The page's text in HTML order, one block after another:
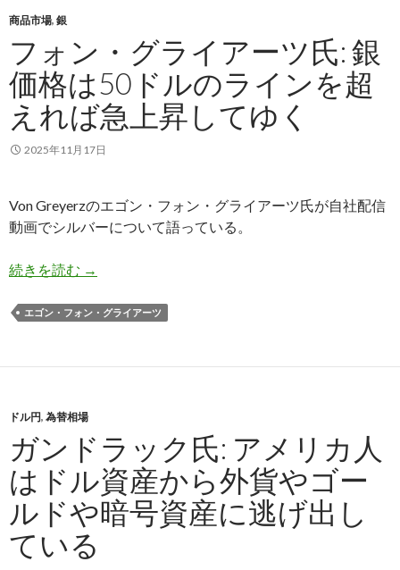
商品市場, 銀
フォン・グライアーツ氏: 銀
価格は50ドルのラインを超
えれば急上昇してゆく
2025年11月17日
Von Greyerzのエゴン・フォン・グライアーツ氏が自社配信
動画でシルバーについて語っている。
続きを読む フォン・グライアーツ氏: 銀価格は50ドルのライ
→
エゴン・フォン・グライアーツ
ドル円, 為替相場
ガンドラック氏: アメリカ人
はドル資産から外貨やゴー
ルドや暗号資産に逃げ出し
ている